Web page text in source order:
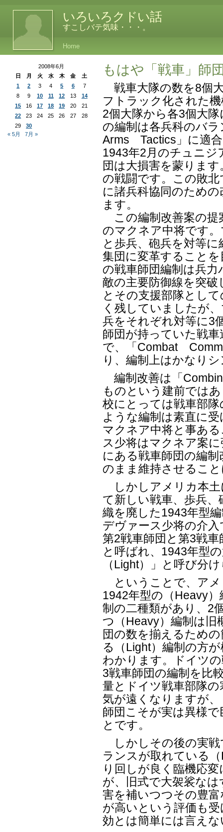
いろいろクドい話
すこしバテ気味・・・。
Home
もはや「戦車」師
戦車大隊の数を8個
フトラック化された
2個大隊から各3個大
の編制は各兵科のバ
Arms Tactics」に適
1943年2月のチュニジ
団は大損害を蒙りま
の戦闘です。この敗
に諸兵科協同のため
ます。
この編制改善案の提
のマクネア中将です
と歩兵、砲兵を対等
集団に変革すること
の戦車師団編制は兵
敵の主要防御線を突
とその支援部隊とし
く残していましたが
兵をそれぞれ対等に3
師団が持っていた戦
で、「Combat
り、編制上はかなり
編制改善は「
ものという建前では
校にとっては戦車部
ような編制は素直に
マクネア中将と事あ
ス少将はマクネア案
にある戦車師団の編
のまま維持させるこ
しかしアメリカ本土
て新しい戦車、歩兵
織を廃した1943年型
デヴァース少将の介
第2戦車師団と第3戦
と呼ばれ、1943年型
（Light）」と呼び分
ということで、アメ
1942年型の（Heavy
制の二種類があり、2
つ（Heavy）編制は旧
団の数を揃えるため
る（Light）編制の方
わかります。ドイツ
3戦車師団の編制を比
量とドイツ戦車部隊
気が遠くなりますが
師団こそが実は異様
とです。
しかしその後の実戦
ランスが取れている
り回しが良く臨機応
が、旧式で大袈裟な
害を補いつつその豊
が高いという評価も
効とは簡単には言え
2008年6月
日
月 火 水 木 金
土
1
2 3 4 5 6
7
8
9 10 11 12 13
14
15
16 17 18 19 20
21
22
23 24 25 26 27
28
29
30
« 5月
7月 »